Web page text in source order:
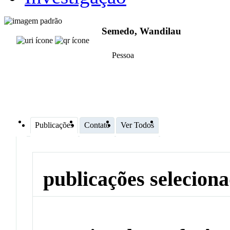
Semedo, Wandilau
Pessoa
Publicações Contato Ver Todos
publicações